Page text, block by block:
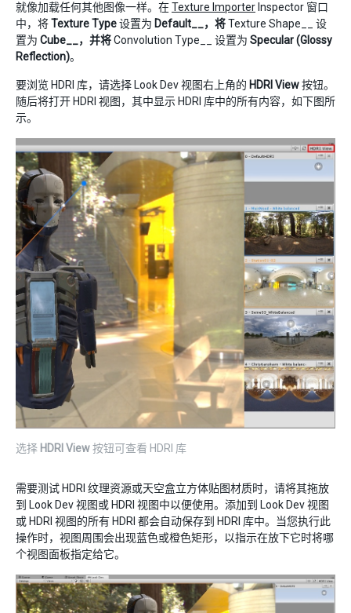
就像加载任何其他图像一样。在Texture Importer Inspector 窗口
中，将Texture Type设置为 Default__，将Texture Shape__ 设
置为 Cube__，并将Convolution Type__ 设置为 Specular (Glossy
Reflection)。
要浏览 HDRI 库，请选择 Look Dev 视图右上角的 HDRI View按钮。
随后将打开 HDRI 视图，其中显示 HDRI 库中的所有内容，如下图所
示。
选择 HDRI View按钮可查看 HDRI 库
需要测试 HDRI 纹理资源或天空盒立方体贴图材质时，请将其拖放
到 Look Dev 视图或 HDRI 视图中以便使用。添加到 Look Dev 视图
或 HDRI 视图的所有 HDRI 都会自动保存到 HDRI 库中。当您执行此
操作时，视图周围会出现蓝色或橙色矩形，以指示在放下它时将哪
个视图面板指定给它。